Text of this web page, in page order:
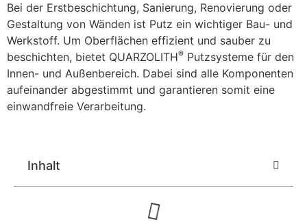
Bei der Erstbeschichtung, Sanierung, Renovierung oder
Gestaltung von Wänden ist Putz ein wichtiger Bau- und
Werkstoff. Um Oberflächen effizient und sauber zu
beschichten, bietet QUARZOLITH® Putzsysteme für den
Innen- und Außenbereich. Dabei sind alle Komponenten
aufeinander abgestimmt und garantieren somit eine
einwandfreie Verarbeitung.
Inhalt